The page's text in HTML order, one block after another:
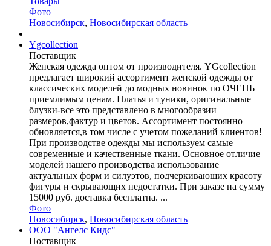
Фото
Новосибирск, Новосибирская область
Ygcollection
Поставщик
Женская одежда оптом от производителя. YGcollection
предлагает широкий ассортимент женской одежды от
классических моделей до модных новинок по ОЧЕНЬ
приемлимым ценам. Платья и туники, оригинальные
блузки-все это представлено в многообразии
размеров,фактур и цветов. Ассортимент постоянно
обновляется,в том числе с учетом пожеланий клиентов!
При производстве одежды мы используем самые
современные и качественные ткани. Основное отличие
моделей нашего производства использование
актуальных форм и силуэтов, подчеркивающих красоту
фигуры и скрывающих недостатки. При заказе на сумму
15000 руб. доставка бесплатна. ...
Фото
Новосибирск, Новосибирская область
ООО "Ангелс Кидс"
Поставщик